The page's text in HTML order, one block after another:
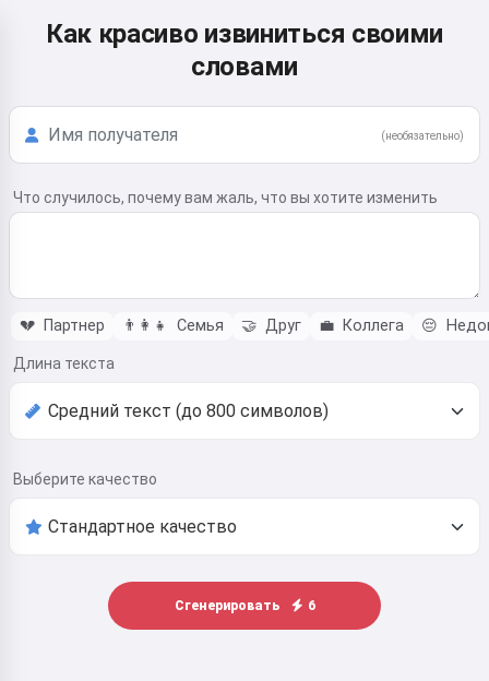
Как красиво извиниться своими
словами
(необязательно)
Что случилось, почему вам жаль, что вы хотите изменить
💔 Партнер 👨‍👩‍👧 Семья 🤝 Друг 💼 Коллега 😔
Длина текста
Выберите качество
Сгенерировать 6